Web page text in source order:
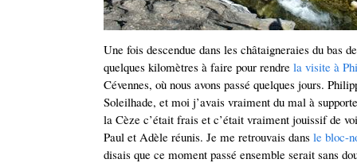
Une fois descendue dans les châtaigneraies du bas
quelques kilomètres à faire pour rendre la visite à
Cévennes, où nous avons passé quelques jours.
Soleilhade, et moi j’avais vraiment du mal à
la Cèze c’était frais et c’était vraiment jouissif de
Paul et Adèle réunis. Je me retrouvais dans le bloc-
disais que ce moment passé ensemble serait sans